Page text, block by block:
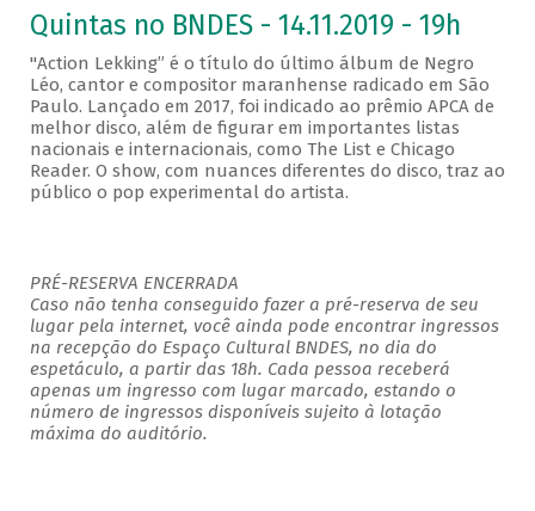
Quintas no BNDES - 14.11.2019 - 19h
"Action Lekking” é o título do último álbum de Negro
Léo, cantor e compositor maranhense radicado em São
Paulo. Lançado em 2017, foi indicado ao prêmio APCA de
melhor disco, além de figurar em importantes listas
nacionais e internacionais, como The List e Chicago
Reader. O show, com nuances diferentes do disco, traz ao
público o pop experimental do artista.
PRÉ-RESERVA ENCERRADA
Caso não tenha conseguido fazer a pré-reserva de seu
lugar pela internet, você ainda pode encontrar ingressos
na recepção do Espaço Cultural BNDES, no dia do
espetáculo, a partir das 18h. Cada pessoa receberá
apenas um ingresso com lugar marcado, estando o
número de ingressos disponíveis sujeito à lotação
máxima do auditório.